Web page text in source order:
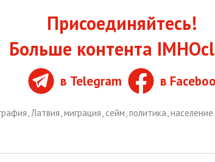
Присоединяйтесь!
Больше контента
в Telegram в
,Латвия,миграция, сейм,политика,население